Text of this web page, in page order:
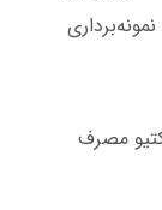
مصرف